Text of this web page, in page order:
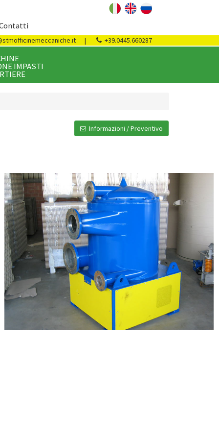
| +39.0445.660287
IMPASTI
Informazioni / Preventivo